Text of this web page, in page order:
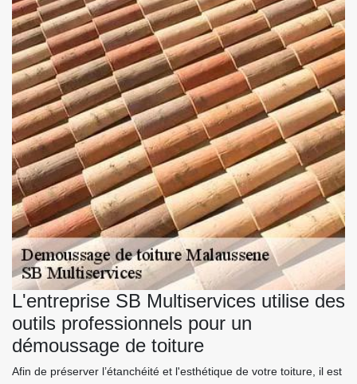
L'entreprise SB Multiservices utilise des
outils professionnels pour un
démoussage de toiture
Afin de préserver l’étanchéité et l'esthétique de votre toiture, il est